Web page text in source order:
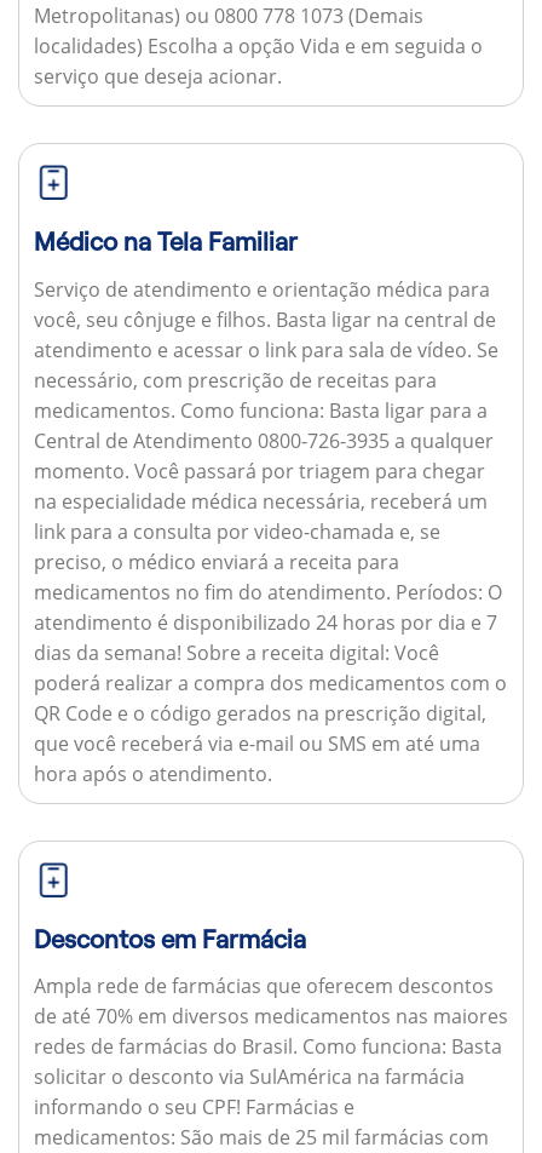
Metropolitanas) ou 0800 778 1073 (Demais
localidades) Escolha a opção Vida e em seguida o
serviço que deseja acionar.
Médico na Tela Familiar
Serviço de atendimento e orientação médica para
você, seu cônjuge e filhos. Basta ligar na central de
atendimento e acessar o link para sala de vídeo. Se
necessário, com prescrição de receitas para
medicamentos. Como funciona: Basta ligar para a
Central de Atendimento 0800-726-3935 a qualquer
momento. Você passará por triagem para chegar
na especialidade médica necessária, receberá um
link para a consulta por video-chamada e, se
preciso, o médico enviará a receita para
medicamentos no fim do atendimento. Períodos: O
atendimento é disponibilizado 24 horas por dia e 7
dias da semana! Sobre a receita digital: Você
poderá realizar a compra dos medicamentos com o
QR Code e o código gerados na prescrição digital,
que você receberá via e-mail ou SMS em até uma
hora após o atendimento.
Descontos em Farmácia
Ampla rede de farmácias que oferecem descontos
de até 70% em diversos medicamentos nas maiores
redes de farmácias do Brasil. Como funciona: Basta
solicitar o desconto via SulAmérica na farmácia
informando o seu CPF! Farmácias e
medicamentos: São mais de 25 mil farmácias com